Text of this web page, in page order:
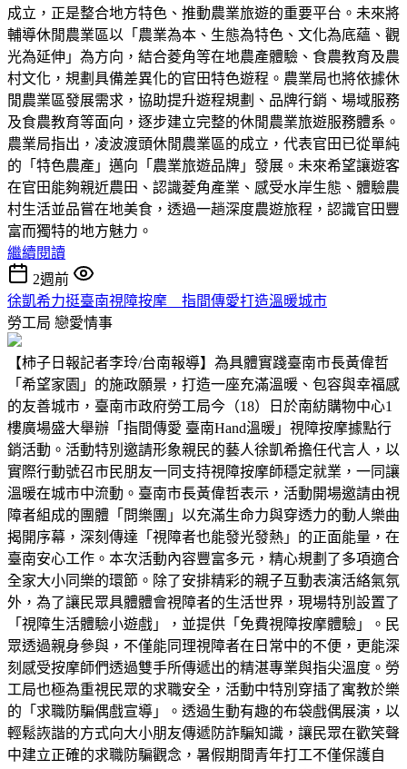
成立，正是整合地方特色、推動農業旅遊的重要平台。未來將
輔導休閒農業區以「農業為本、生態為特色、文化為底蘊、觀
光為延伸」為方向，結合菱角等在地農產體驗、食農教育及農
村文化，規劃具備差異化的官田特色遊程。農業局也將依據休
閒農業區發展需求，協助提升遊程規劃、品牌行銷、場域服務
及食農教育等面向，逐步建立完整的休閒農業旅遊服務體系。
農業局指出，凌波渡頭休閒農業區的成立，代表官田已從單純
的「特色農產」邁向「農業旅遊品牌」發展。未來希望讓遊客
在官田能夠親近農田、認識菱角產業、感受水岸生態、體驗農
村生活並品嘗在地美食，透過一趟深度農遊旅程，認識官田豐
富而獨特的地方魅力。
繼續閱讀
2週前
徐凱希力挺臺南視障按摩 指間傳愛打造溫暖城市
勞工局 戀愛情事
【柿子日報記者李玲/台南報導】為具體實踐臺南市長黃偉哲
「希望家園」的施政願景，打造一座充滿溫暖、包容與幸福感
的友善城市，臺南市政府勞工局今（18）日於南紡購物中心1
樓廣場盛大舉辦「指間傳愛 臺南Hand溫暖」視障按摩據點行
銷活動。活動特別邀請形象親民的藝人徐凱希擔任代言人，以
實際行動號召市民朋友一同支持視障按摩師穩定就業，一同讓
溫暖在城市中流動。臺南市長黃偉哲表示，活動開場邀請由視
障者組成的團體「問樂團」以充滿生命力與穿透力的動人樂曲
揭開序幕，深刻傳達「視障者也能發光發熱」的正面能量，在
臺南安心工作。本次活動內容豐富多元，精心規劃了多項適合
全家大小同樂的環節。除了安排精彩的親子互動表演活絡氣氛
外，為了讓民眾具體體會視障者的生活世界，現場特別設置了
「視障生活體驗小遊戲」，並提供「免費視障按摩體驗」。民
眾透過親身參與，不僅能同理視障者在日常中的不便，更能深
刻感受按摩師們透過雙手所傳遞出的精湛專業與指尖溫度。勞
工局也極為重視民眾的求職安全，活動中特別穿插了寓教於樂
的「求職防騙偶戲宣導」。透過生動有趣的布袋戲偶展演，以
輕鬆詼諧的方式向大小朋友傳遞防詐騙知識，讓民眾在歡笑聲
中建立正確的求職防騙觀念，暑假期間青年打工不僅保護自